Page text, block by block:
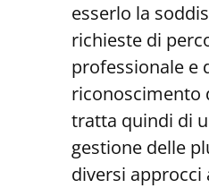
esserlo la
richieste di
professionale e
riconoscimento
tratta quindi di
gestione delle
diversi approcci